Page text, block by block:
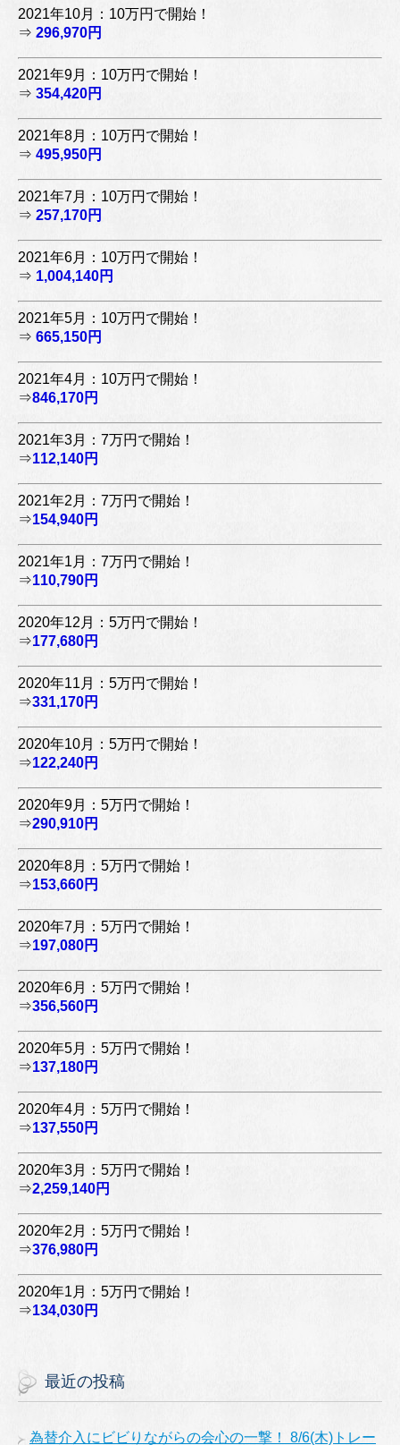
2021年10月：10万円で開始！
⇒ 296,970円
2021年9月：10万円で開始！
⇒ 354,420円
2021年8月：10万円で開始！
⇒ 495,950円
2021年7月：10万円で開始！
⇒ 257,170円
2021年6月：10万円で開始！
⇒ 1,004,140円
2021年5月：10万円で開始！
⇒ 665,150円
2021年4月：10万円で開始！
⇒846,170円
2021年3月：7万円で開始！
⇒112,140円
2021年2月：7万円で開始！
⇒154,940円
2021年1月：7万円で開始！
⇒110,790円
2020年12月：5万円で開始！
⇒177,680円
2020年11月：5万円で開始！
⇒331,170円
2020年10月：5万円で開始！
⇒122,240円
2020年9月：5万円で開始！
⇒290,910円
2020年8月：5万円で開始！
⇒153,660円
2020年7月：5万円で開始！
⇒197,080円
2020年6月：5万円で開始！
⇒356,560円
2020年5月：5万円で開始！
⇒137,180円
2020年4月：5万円で開始！
⇒137,550円
2020年3月：5万円で開始！
⇒2,259,140円
2020年2月：5万円で開始！
⇒376,980円
2020年1月：5万円で開始！
⇒134,030円
最近の投稿
為替介入にビビりながらの会心の一撃！ 8/6(木)トレー